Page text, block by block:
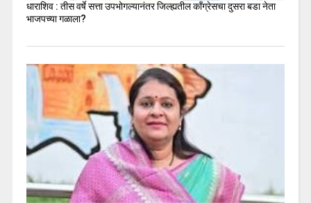
धाराशिव : तीस वर्षे सत्ता उपभोगल्यानंतर जिल्ह्यतील कॉंग्रेसचा दुसरा बडा नेता
भाजपच्या गळाला?